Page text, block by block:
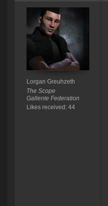
Lorgan Greuhzeth
The Scope
Gallente Federation
Likes received: 44